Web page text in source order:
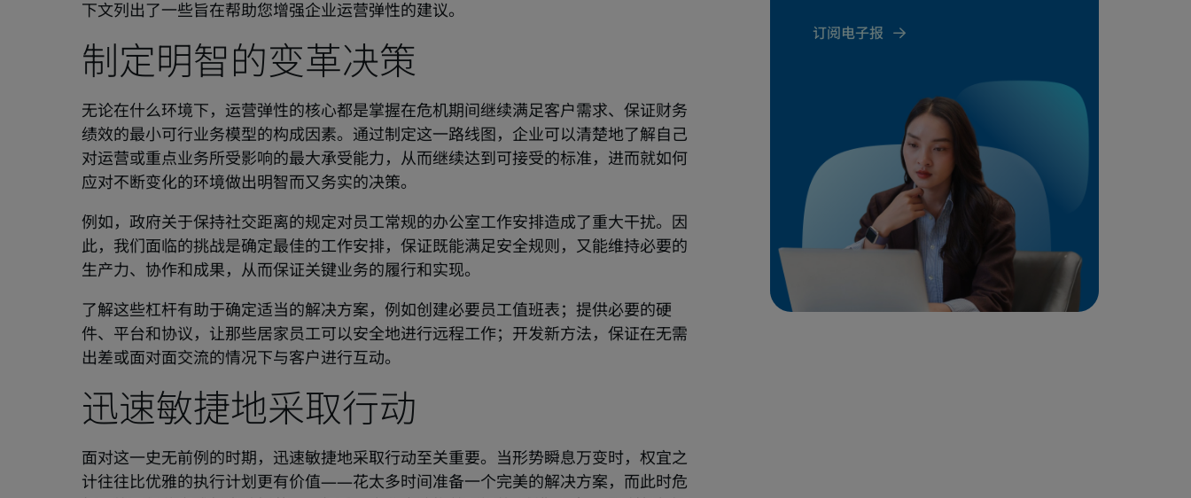
下文列出了一些旨在帮助您增强企业运营弹性的建议。
制定明智的变革决策
无论在什么环境下，运营弹性的核心都是掌握在危机期间继续满足客户需求、保证财务
绩效的最小可行业务模型的构成因素。通过制定这一路线图，企业可以清楚地了解自己
对运营或重点业务所受影响的最大承受能力，从而继续达到可接受的标准，进而就如何
应对不断变化的环境做出明智而又务实的决策。
例如，政府关于保持社交距离的规定对员工常规的办公室工作安排造成了重大干扰。因
此，我们面临的挑战是确定最佳的工作安排，保证既能满足安全规则，又能维持必要的
生产力、协作和成果，从而保证关键业务的履行和实现。
了解这些杠杆有助于确定适当的解决方案，例如创建必要员工值班表；提供必要的硬
件、平台和协议，让那些居家员工可以安全地进行远程工作；开发新方法，保证在无需
出差或面对面交流的情况下与客户进行互动。
迅速敏捷地采取行动
面对这一史无前例的时期，迅速敏捷地采取行动至关重要。当形势瞬息万变时，权宜之
计往往比优雅的执行计划更有价值——花太多时间准备一个完美的解决方案，而此时危